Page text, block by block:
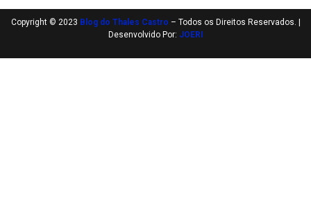
Copyright © 2023 Blog do Thales Castro – Todos os Direitos Reservados. |
Desenvolvido Por: JOERI